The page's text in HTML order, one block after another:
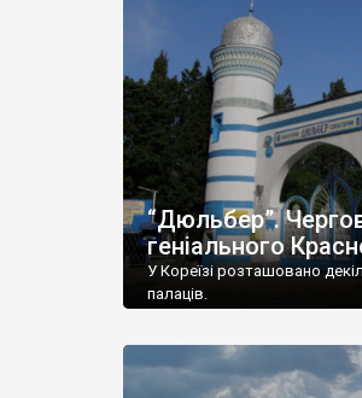
“Дюльбер”.
геніального
У Кореїзі розташовано
палаців.